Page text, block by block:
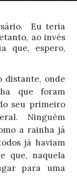
Eu teria
ao invés
que, espero,
distante, onde
que foram
seu primeiro
Ninguém
a rainha já
já haviam
que, naquela
para uma